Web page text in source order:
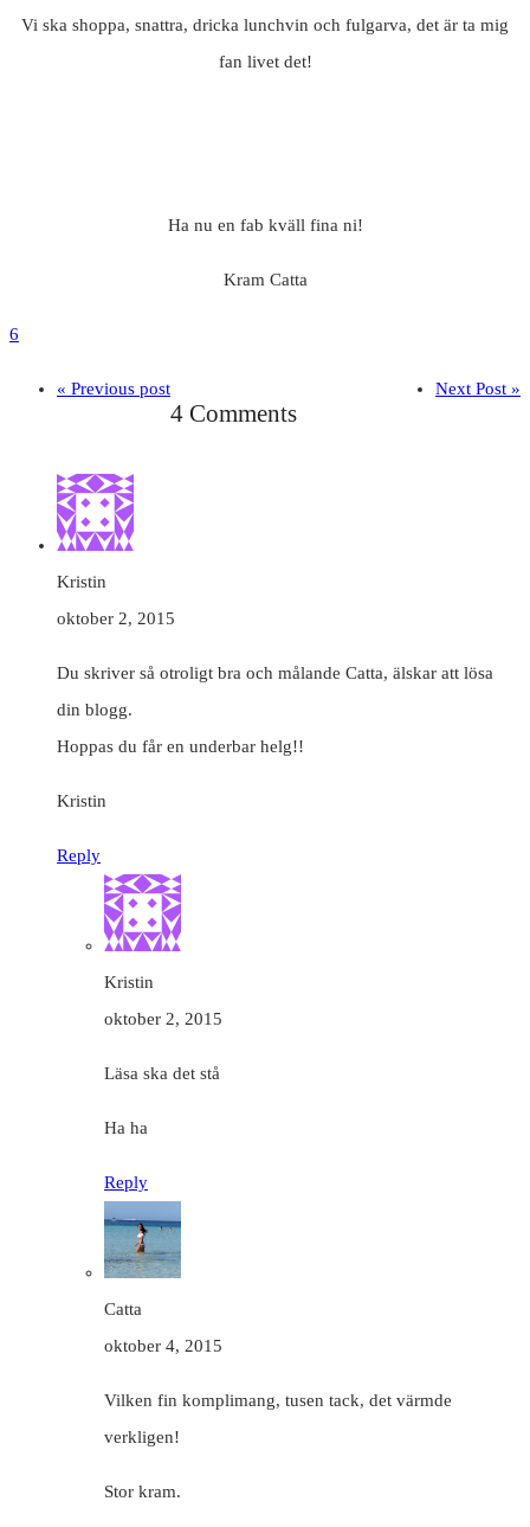
Vi ska shoppa, snattra, dricka lunchvin och fulgarva, det är ta mig
fan livet det!
Ha nu en fab kväll fina ni!
Kram Catta
6
« Previous post Next Post »
4 Comments
Kristin
oktober 2, 2015
Du skriver så otroligt bra och målande Catta, älskar att lösa
din blogg.
Hoppas du får en underbar helg!!
Kristin
Reply
Kristin
oktober 2, 2015
Läsa ska det stå
Ha ha
Reply
Catta
oktober 4, 2015
Vilken fin komplimang, tusen tack, det värmde
verkligen!
Stor kram.